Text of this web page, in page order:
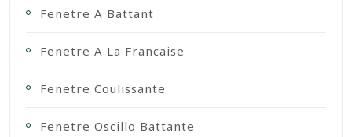
Fenetre A Battant
Fenetre A La Francaise
Fenetre Coulissante
Fenetre Oscillo Battante